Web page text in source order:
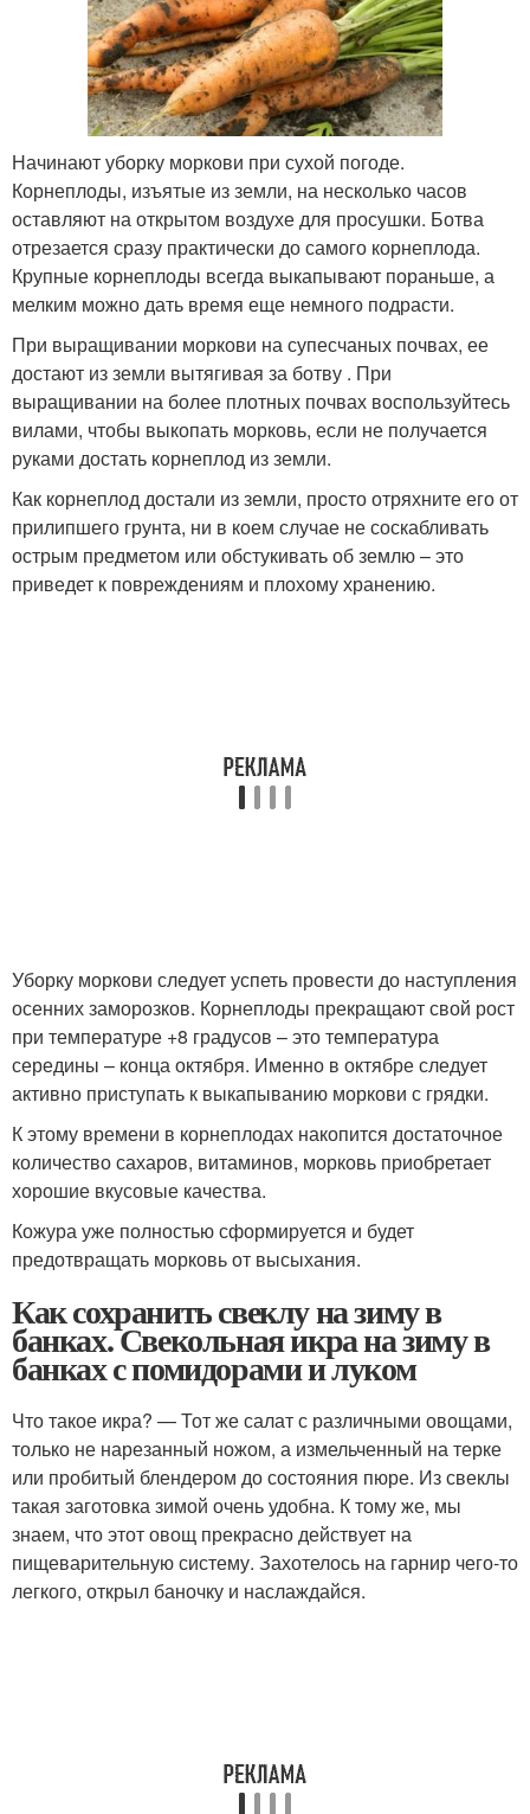
Начинают уборку моркови при сухой погоде.
Корнеплоды, изъятые из земли, на несколько часов
оставляют на открытом воздухе для просушки. Ботва
отрезается сразу практически до самого корнеплода.
Крупные корнеплоды всегда выкапывают пораньше, а
мелким можно дать время еще немного подрасти.
При выращивании моркови на супесчаных почвах, ее
достают из земли вытягивая за ботву . При
выращивании на более плотных почвах воспользуйтесь
вилами, чтобы выкопать морковь, если не получается
руками достать корнеплод из земли.
Как корнеплод достали из земли, просто отряхните его от
прилипшего грунта, ни в коем случае не соскабливать
острым предметом или обстукивать об землю – это
приведет к повреждениям и плохому хранению.
Уборку моркови следует успеть провести до наступления
осенних заморозков. Корнеплоды прекращают свой рост
при температуре +8 градусов – это температура
середины – конца октября. Именно в октябре следует
активно приступать к выкапыванию моркови с грядки.
К этому времени в корнеплодах накопится достаточное
количество сахаров, витаминов, морковь приобретает
хорошие вкусовые качества.
Кожура уже полностью сформируется и будет
предотвращать морковь от высыхания.
Как сохранить свеклу на зиму в
банках. Свекольная икра на зиму в
банках с помидорами и луком
Что такое икра? — Тот же салат с различными овощами,
только не нарезанный ножом, а измельченный на терке
или пробитый блендером до состояния пюре. Из свеклы
такая заготовка зимой очень удобна. К тому же, мы
знаем, что этот овощ прекрасно действует на
пищеварительную систему. Захотелось на гарнир чего-то
легкого, открыл баночку и наслаждайся.